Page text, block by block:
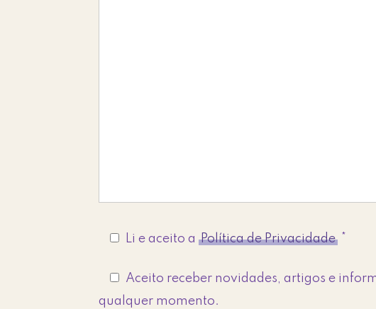
Li e aceito aPolítica de Privacidade
Aceito receber novidades, artigos e
qualquer momento.